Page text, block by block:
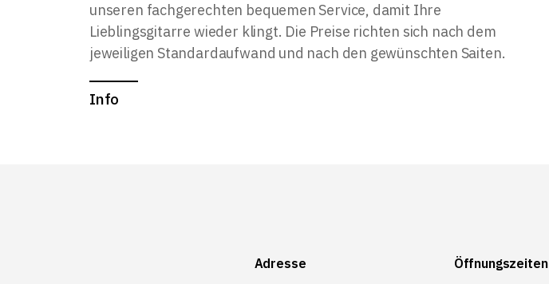
unseren fachgerechten bequemen Service, damit Ihre
Lieblingsgitarre wieder klingt. Die Preise richten sich nach dem
jeweiligen Standardaufwand und nach den gewünschten Saiten.
Info
Adresse Öffnungszeiten